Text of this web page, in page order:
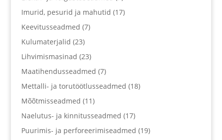
Imurid, pesurid ja mahutid (17)
Keevitusseadmed (7)
Kulumaterjalid (23)
Lihvimismasinad (23)
Maatihendusseadmed (7)
Mettalli- ja torutöötlusseadmed (18)
Mõõtmisseadmed (11)
Naelutus- ja kinnitusseadmed (17)
Puurimis- ja perforeerimiseadmed (19)